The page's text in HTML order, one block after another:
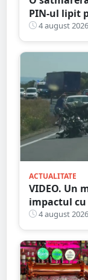
PIN-ul lipit
bancomat
4 august 2026
ACTUALITATE
VIDEO. Un
impactul
cumplit în
4 august 2026